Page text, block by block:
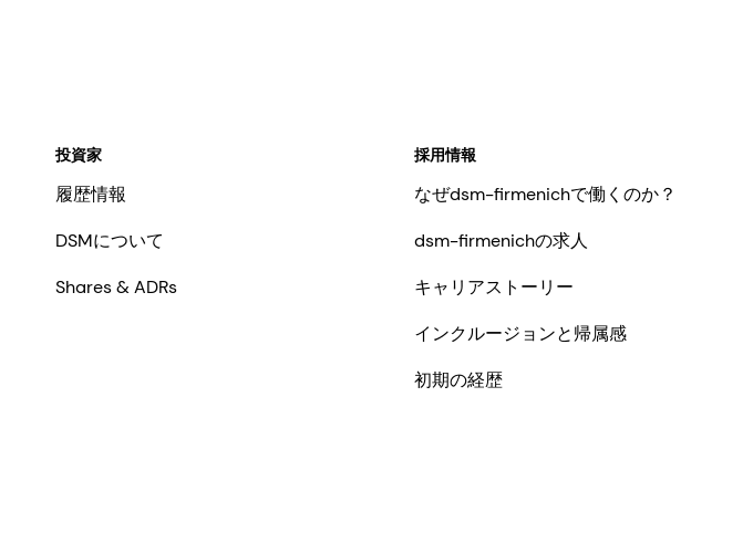
投資家
履歴情報
DSMについて
Shares & ADRs
採用情報
なぜdsm-firmenichで働くのか？
dsm-firmenichの求人
キャリアストーリー
インクルージョンと帰属感
初期の経歴